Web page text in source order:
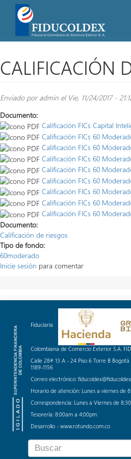
Pasar
principal
CALIFICACIÓN
Enviado poradmin el Vie, 11/24/2017 -
Documento:
Calificación FICs Capital
Calificación FICs 60
Calificación FICs 60
Calificación FICs 60
Calificación FICs 60
Calificación FICs 60
Calificación FICs 60
Calificación FICs 60
Calificación FICs 60
Documento:
Calificación de riesgos
Tipo de fondo:
60moderado
Inicie sesión para comentar
Fiduciaria
Colombiana de Comercio Exterior S.A.
Calle 28# 13 A - 24 Piso 6 Torre B Bogotá
1189-1156
Correo electrónico:
Horario de atención: Lunes a viernes de
Correspondencia: Lunes a Viernes de
Tesorería: 8:00am a 4:00pm
Desarrollo - www.rotundo.com.co
Formulario